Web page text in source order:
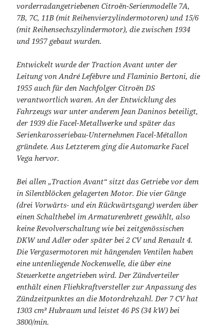
vorderradangetriebenen Citroën-Serienmodelle 7A,
7B, 7C, 11B (mit Reihenvierzylindermotoren) und 15/6
(mit Reihensechszylindermotor), die zwischen 1934
und 1957 gebaut wurden.
Entwickelt wurde der Traction Avant unter der
Leitung von André Lefèbvre und Flaminio Bertoni, die
1955 auch für den Nachfolger Citroën DS
verantwortlich waren. An der Entwicklung des
Fahrzeugs war unter anderem Jean Daninos beteiligt,
der 1939 die Facel-Metallwerke und später das
Serienkarosseriebau-Unternehmen Facel-Métallon
gründete. Aus Letzterem ging die Automarke Facel
Vega hervor.
Bei allen „Traction Avant“ sitzt das Getriebe vor dem
in Silentblöcken gelagerten Motor. Die vier Gänge
(drei Vorwärts- und ein Rückwärtsgang) werden über
einen Schalthebel im Armaturenbrett gewählt, also
keine Revolverschaltung wie bei zeitgenössischen
DKW und Adler oder später bei 2 CV und Renault 4.
Die Vergasermotoren mit hängenden Ventilen haben
eine untenliegende Nockenwelle, die über eine
Steuerkette angetrieben wird. Der Zündverteiler
enthält einen Fliehkraftversteller zur Anpassung des
Zündzeitpunktes an die Motordrehzahl. Der 7 CV hat
1303 cm³ Hubraum und leistet 46 PS (34 kW) bei
3800/min.